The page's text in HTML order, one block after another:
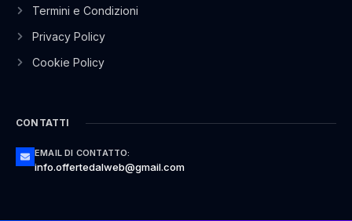
Termini e Condizioni
Privacy Policy
Cookie Policy
CONTATTI
EMAIL DI CONTATTO:
info.offertedalweb@gmail.com